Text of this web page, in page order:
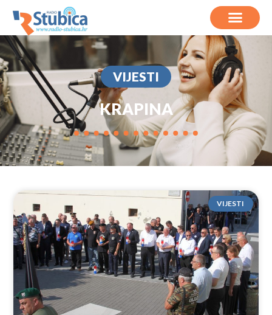
VIJESTI
KRAPINA
VIJESTI